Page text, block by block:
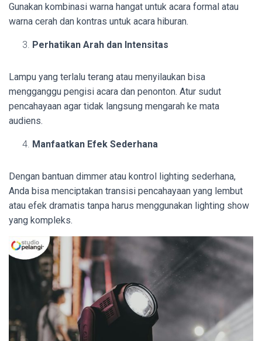
Gunakan kombinasi warna hangat untuk acara formal atau
warna cerah dan kontras untuk acara hiburan.
Perhatikan Arah dan Intensitas
Lampu yang terlalu terang atau menyilaukan bisa
mengganggu pengisi acara dan penonton. Atur sudut
pencahayaan agar tidak langsung mengarah ke mata
audiens.
Manfaatkan Efek Sederhana
Dengan bantuan dimmer atau kontrol lighting sederhana,
Anda bisa menciptakan transisi pencahayaan yang lembut
atau efek dramatis tanpa harus menggunakan lighting show
yang kompleks.